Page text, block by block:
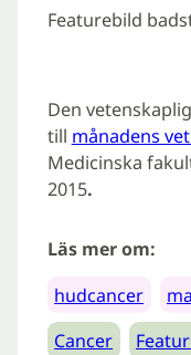
Featurebild
Den
till månadens
Medicinska
2015.
Läs mer om:
hudcancer
Cancer